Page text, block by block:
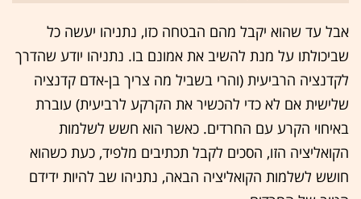
אבל עד שהוא יקבל מהם הבטחה כזו, נתניהו יעשה כל
שביכולתו על מנת להשיב את אמונם בו. נתניהו יודע שהדרך
לקדנציה הרביעית (והרי בשביל מה צריך בן-אדם קדנציה
שלישית אם לא כדי להכשיר את הקרקע לרביעית) עוברת
באיחוי הקרע עם החרדים. כאשר הוא חשש לשלמות
הקואליציה הזו, הסכים לקבל תכתיבים מלפיד, כעת כשהוא
חושש לשלמות הקואליציה הבאה, נתניהו שב להיות ידידם